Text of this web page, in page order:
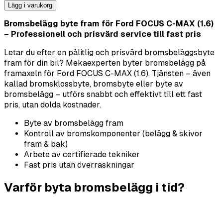
Lägg i varukorg
Bromsbelägg byte fram för Ford FOCUS C-MAX (1.6)
– Professionell och prisvärd service till fast pris
Letar du efter en pålitlig och prisvärd bromsbeläggsbyte
fram för din bil? Mekaexperten byter bromsbelägg på
framaxeln för Ford FOCUS C-MAX (1.6). Tjänsten – även
kallad bromsklossbyte, bromsbyte eller byte av
bromsbelägg – utförs snabbt och effektivt till ett fast
pris, utan dolda kostnader.
Byte av bromsbelägg fram
Kontroll av bromskomponenter (belägg & skivor
fram & bak)
Arbete av certifierade tekniker
Fast pris utan överraskningar
Varför byta bromsbelägg i tid?